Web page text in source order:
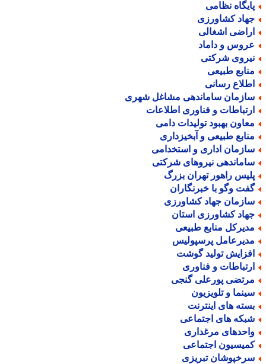
نظامی
کشاورزی
اشغالی
و داماد
شرکتی
طبیعی
رسانی
ساماندهی مشاغل شهری
و فناوری اطلاعات
بهبود تولیدات دامی
طبیعی و آبخیزداری
اداری و استخدامی
نیروهای شرکتی
راهور تهران بزرگ
وگو با خبرنگاران
جهاد کشاورزی
کشاورزی استان
منابع طبیعی
پرسپولیس
تولید گوشت
و فناوری
پورعلی گنجی
و تلویزیون
های اینترنت
های اجتماعی
مرغداری
اجتماعی
تبریزی